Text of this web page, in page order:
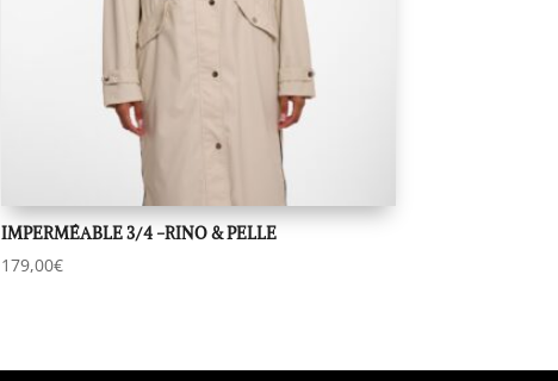
IMPERMÉABLE 3/4 -RINO & PELLE
179,00€